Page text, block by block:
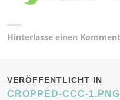
Hinterlasse einen
VERÖFFENTLICHT IN
CROPPED-CCC-1.PNG